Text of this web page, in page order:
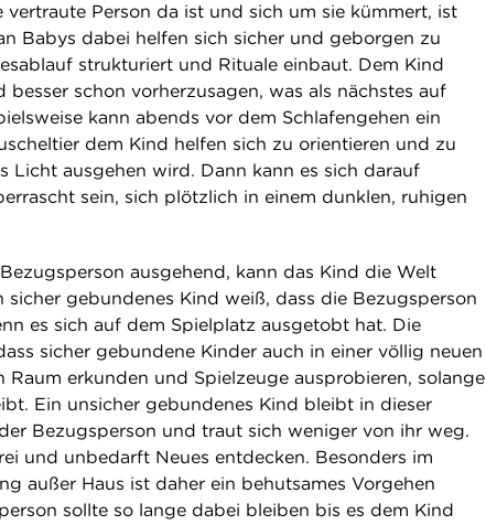
vertraute Person da ist und sich um sie kümmert, ist
Babys dabei helfen sich sicher und geborgen zu
strukturiert und Rituale einbaut. Dem Kind
schon vorherzusagen, was als nächstes auf
kann abends vor dem Schlafengehen ein
dem Kind helfen sich zu orientieren und zu
Licht ausgehen wird. Dann kann es sich darauf
sein, sich plötzlich in einem dunklen, ruhigen
ausgehend, kann das Kind die Welt
sicher gebundenes Kind weiß, dass die Bezugsperson
es sich auf dem Spielplatz ausgetobt hat. Die
sicher gebundene Kinder auch in einer völlig neuen
erkunden und Spielzeuge ausprobieren, solange
Ein unsicher gebundenes Kind bleibt in dieser
Bezugsperson und traut sich weniger von ihr weg.
und unbedarft Neues entdecken. Besonders im
außer Haus ist daher ein behutsames Vorgehen
sollte so lange dabei bleiben bis es dem Kind